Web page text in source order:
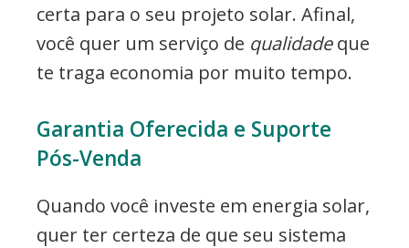
certa para o seu projeto solar. Afinal,
você quer um serviço de qualidadeque
te traga economia por muito tempo.
Garantia Oferecida e Suporte
Pós-Venda
Quando você investe em energia solar,
quer ter certeza de que seu sistema